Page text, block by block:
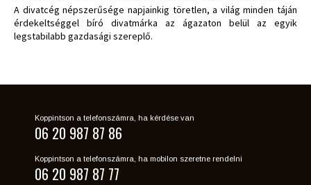
A divatcég népszerűsége napjainkig töretlen, a világ minden táján
érdekeltséggel bíró divatmárka az ágazaton belül az egyik
legstabilabb gazdasági szereplő.
Koppintson a telefonszámra, ha kérdése van
06 20 987 87 86
Koppintson a telefonszámra, ha mobilon szeretne rendelni
06 20 987 87 77